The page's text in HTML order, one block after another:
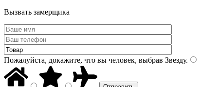
Вызвать замерщика
Пожалуйста, докажите, что вы человек, выбрав Звезду.